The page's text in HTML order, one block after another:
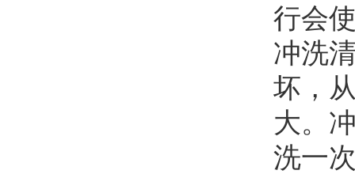
行会
冲洗
坏，
大。
洗一